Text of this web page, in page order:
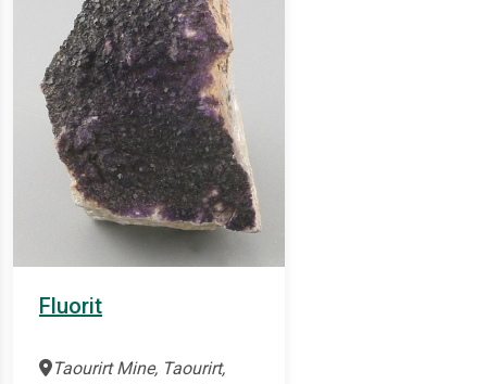
Fluorit
Taourirt Mine, Taourirt,